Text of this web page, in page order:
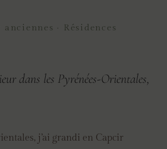
· Résidences
dans les Pyrénées-Orientales,
j’ai grandi en Capcir